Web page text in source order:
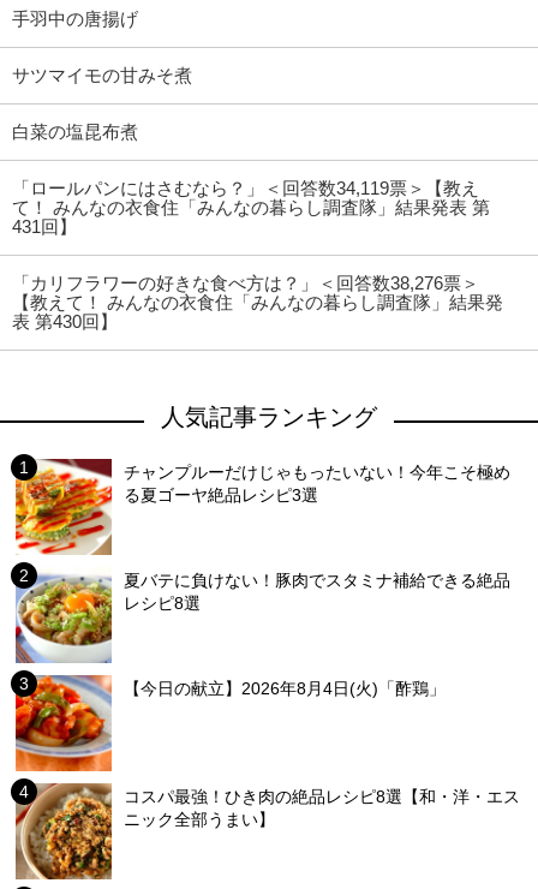
手羽中の唐揚げ
サツマイモの甘みそ煮
白菜の塩昆布煮
「ロールパンにはさむなら？」＜回答数34,119票＞【教え
て！ みんなの衣食住「みんなの暮らし調査隊」結果発表 第
431回】
「カリフラワーの好きな食べ方は？」＜回答数38,276票＞
【教えて！ みんなの衣食住「みんなの暮らし調査隊」結果発
表 第430回】
人気記事ランキング
チャンプルーだけじゃもったいない！今年こそ極め
る夏ゴーヤ絶品レシピ3選
夏バテに負けない！豚肉でスタミナ補給できる絶品
レシピ8選
【今日の献立】2026年8月4日(火)「酢鶏」
コスパ最強！ひき肉の絶品レシピ8選【和・洋・エス
ニック全部うまい】